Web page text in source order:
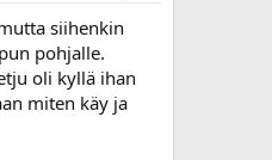
siihenkin
pohjalle.
oli kyllä ihan
miten käy ja